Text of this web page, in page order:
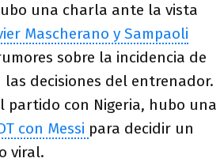
una charla ante la vista
Mascherano y Sampaoli
sobre la incidencia de
las decisiones del entrenador.
partido con Nigeria, hubo una
con Messi para decidir un
viral.